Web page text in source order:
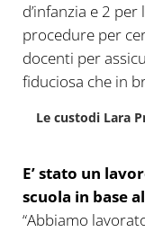
d’infanzia e 2
procedure per
docenti per
fiduciosa che in
Le custodi Lara
E’ stato un
scuola in base
“Abbiamo